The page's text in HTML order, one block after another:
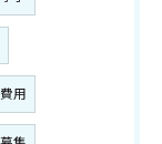
用